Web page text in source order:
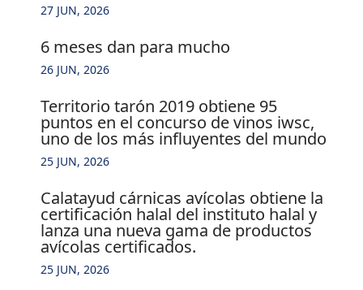
27 JUN, 2026
6 meses dan para mucho
26 JUN, 2026
territorio tarón 2019 obtiene 95
puntos en el concurso de vinos iwsc,
uno de los más influyentes del mundo
25 JUN, 2026
calatayud cárnicas avícolas obtiene la
certificación halal del instituto halal y
lanza una nueva gama de productos
avícolas certificados.
25 JUN, 2026